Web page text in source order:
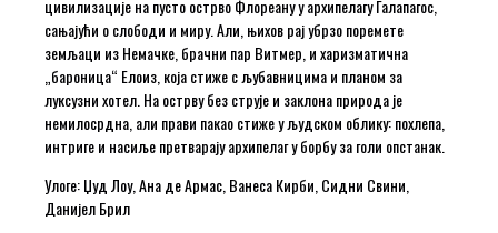
цивилизације на пусто острво Флореану у архипелагу Галапагос,
сањајући о слободи и миру. Али, њихов рај убрзо поремете
земљаци из Немачке, брачни пар Витмер, и харизматична
„бароница“ Елоиз, која стиже с љубавницима и планом за
луксузни хотел. На острву без струје и заклона природа је
немилосрдна, али прави пакао стиже у људском облику: похлепа,
интриге и насиље претварају архипелаг у борбу за голи опстанак.
Улоге: Џуд Лоу, Ана де Армас, Ванеса Кирби, Сидни Свини,
Данијел Брил